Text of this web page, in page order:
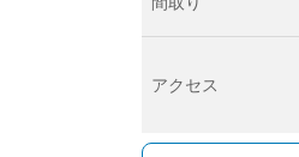
アクセス